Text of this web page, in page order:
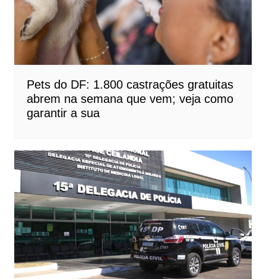
Pets do DF: 1.800 castrações gratuitas
abrem na semana que vem; veja como
garantir a sua